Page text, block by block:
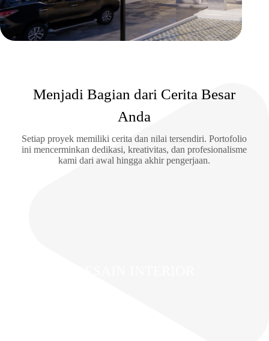
Menjadi Bagian dari Cerita Besar
Anda
Setiap proyek memiliki cerita dan nilai tersendiri. Portofolio
ini mencerminkan dedikasi, kreativitas, dan profesionalisme
kami dari awal hingga akhir pengerjaan.